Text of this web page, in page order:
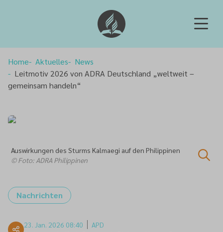
Home Aktuelles
News
Leitmotiv 2026 von ADRA Deutschland „weltweit –
gemeinsam handeln“
Auswirkungen des Sturms Kalmaegi auf den Philippinen
© Foto: ADRA Philippinen
Nachrichten
23. Jan. 2026 08:40
APD